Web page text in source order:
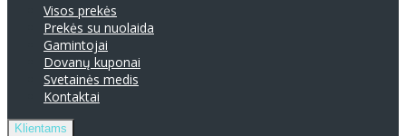
Visos prekės
Prekės su nuolaida
Gamintojai
Dovanų kuponai
Svetainės medis
Kontaktai
Klientams